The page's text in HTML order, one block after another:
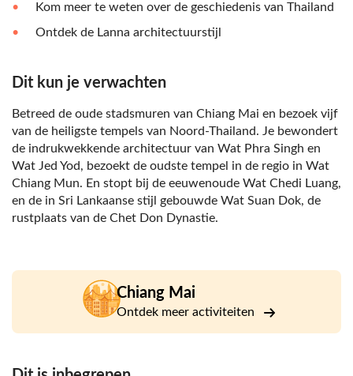
Kom meer te weten over de geschiedenis van Thailand
Ontdek de Lanna architectuurstijl
Dit kun je verwachten
Betreed de oude stadsmuren van Chiang Mai en bezoek vijf
van de heiligste tempels van Noord-Thailand. Je bewondert
de indrukwekkende architectuur van Wat Phra Singh en
Wat Jed Yod, bezoekt de oudste tempel in de regio in Wat
Chiang Mun. En stopt bij de eeuwenoude Wat Chedi Luang,
en de in Sri Lankaanse stijl gebouwde Wat Suan Dok, de
rustplaats van de Chet Don Dynastie.
Chiang Mai
Ontdek meer activiteiten